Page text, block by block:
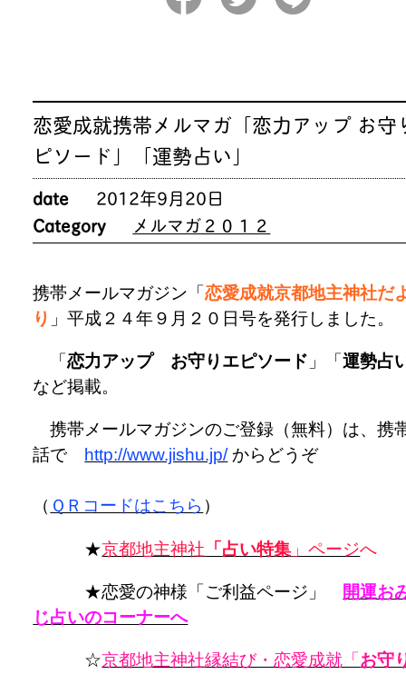
恋愛成就携帯メルマガ「恋力アップ お守
ピソード」「運勢占い」
date
2012年9月20日
Category
メルマガ２０１２
携帯メールマガジン「恋愛成就京都地主神社だ
り 」平成２４年９月２０日号を発行しました。
「恋力アップ お守りエピソード 」「運勢占
など掲載。
携帯メールマガジンのご登録（無料）は、携
話で http://www.jishu.jp/からどうぞ
（ ＱＲコードはこちら ）
★京都地主神社 「占い特集 」ページへ
★恋愛の神様「ご利益ページ」
開運お
じ占いのコーナーへ
☆京都地主神社縁結び・恋愛成就「お守